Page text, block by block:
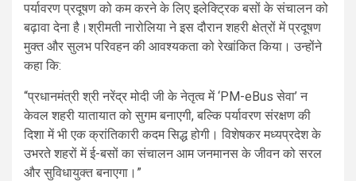
पर्यावरण प्रदूषण को कम करने के लिए इलेक्ट्रिक बसों के संचालन को
बढ़ावा देना है।श्रीमती नारोलिया ने इस दौरान शहरी क्षेत्रों में प्रदूषण
मुक्त और सुलभ परिवहन की आवश्यकता को रेखांकित किया। उन्होंने
कहा कि:
“प्रधानमंत्री श्री नरेंद्र मोदी जी के नेतृत्व में ‘PM-eBus सेवा’ न
केवल शहरी यातायात को सुगम बनाएगी, बल्कि पर्यावरण संरक्षण की
दिशा में भी एक क्रांतिकारी कदम सिद्ध होगी। विशेषकर मध्यप्रदेश के
उभरते शहरों में ई-बसों का संचालन आम जनमानस के जीवन को सरल
और सुविधायुक्त बनाएगा।”